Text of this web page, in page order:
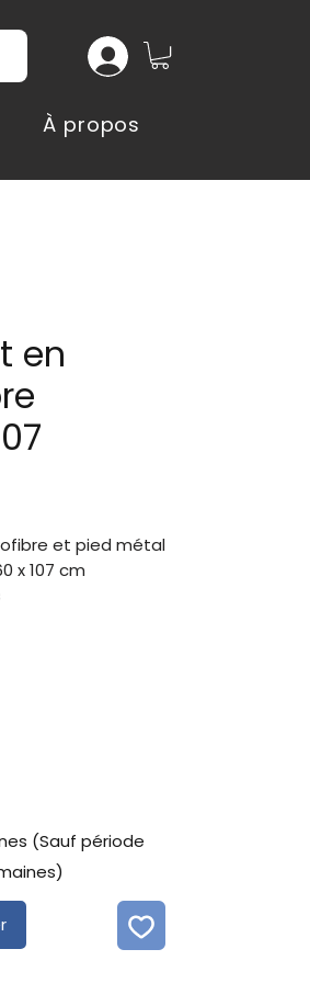
À propos
en
et pied métal
x 107 cm
(Sauf période